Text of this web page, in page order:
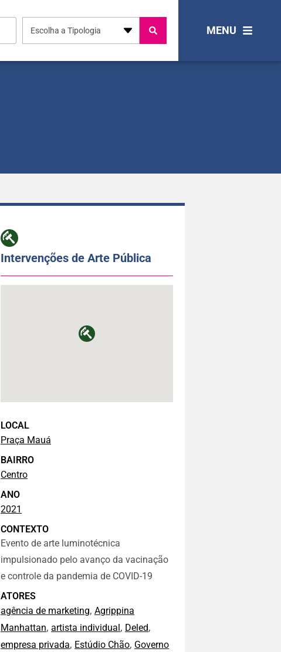
Escolha a Tipologia MENU
Intervenções de Arte Pública
LOCAL
Praça Mauá
BAIRRO
Centro
ANO
2021
CONTEXTO
Evento de arte luminotécnica
impulsionado pelo avanço da vacinação
e controle da pandemia de COVID-19
ATORES
agência de marketing, Agrippina
Manhattan, artista individual, Deled,
empresa privada, Estúdio Chão, Governo